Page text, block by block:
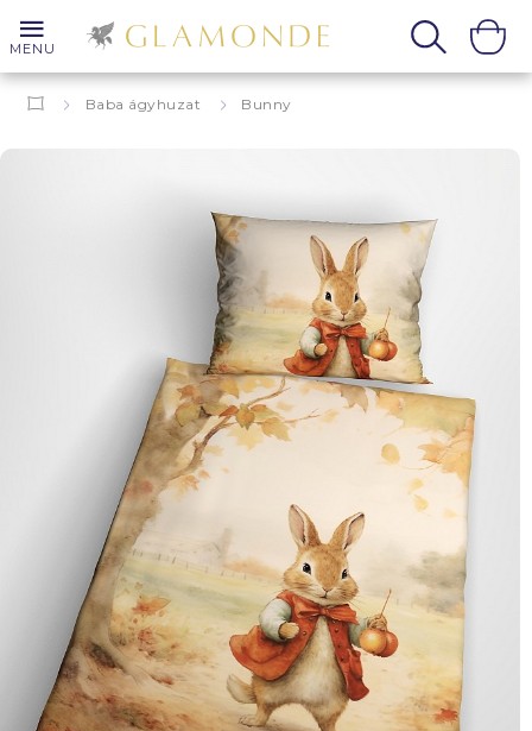
MENU
Baba ágyhuzat Bunny